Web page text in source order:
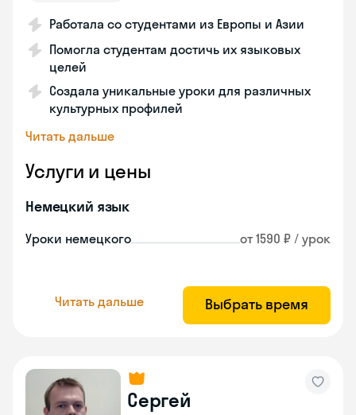
Работала со студентами из Европы и Азии
Помогла студентам достичь их языковых
целей
Создала уникальные уроки для различных
культурных профилей
Читать дальше
Услуги и цены
Немецкий язык
Уроки немецкого от 1590 ₽ / урок
Читать дальше Выбрать время
Сергей